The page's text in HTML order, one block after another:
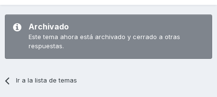
Archivado
Este tema ahora está archivado y cerrado a otras
respuestas.
Ir a la lista de temas